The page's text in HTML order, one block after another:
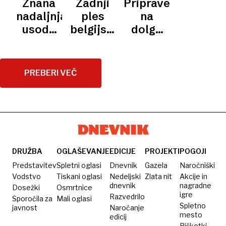
Italije?
naslednik
Zlatka
Dalića
Znana
nadaljnja
usoda
Zormana
na klopi
Zadnji
ples
belgijskih
pred
zloglasnim
rezultat?
Priprave
na
dolgo
PREBERI VEČ
DRUŽBA
Predstavitev
Vodstvo
Dosežki
Sporočila za
javnost
OGLAŠEVANJE
Spletni oglasi
Tiskani oglasi
Osmrtnice
Mali oglasi
EDICIJE
Dnevnik
Nedeljski
dnevnik
Razvedrilo
Naročanje
edicij
PROJEKTI
Gazela
Zlata nit
POGOJI
Naročniški
Akcije in
nagradne
igre
Spletno
mesto